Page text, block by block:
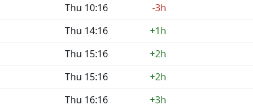
Thu 10:16
-3h
Thu 14:16
+1h
Thu 15:16
+2h
Thu 15:16
+2h
Thu 16:16
+3h